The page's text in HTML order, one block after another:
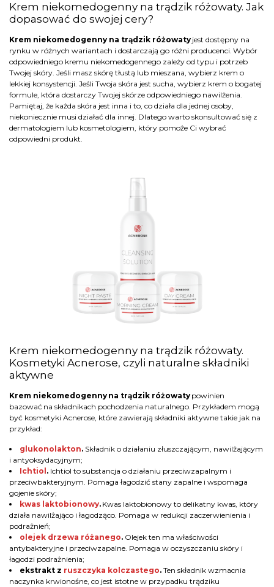
Krem niekomedogenny na trądzik różowaty. Jak
dopasować do swojej cery?
Krem niekomedogenny na trądzik różowaty jest dostępny na
rynku w różnych wariantach i dostarczają go różni producenci. Wybór
odpowiedniego kremu niekomedogennego zależy od typu i potrzeb
Twojej skóry. Jeśli masz skórę tłustą lub mieszana, wybierz krem o
lekkiej konsystencji. Jeśli Twoja skóra jest sucha, wybierz krem o bogatej
formule, która dostarczy Twojej skórze odpowiedniego nawilżenia.
Pamiętaj, że każda skóra jest inna i to, co działa dla jednej osoby,
niekoniecznie musi działać dla innej. Dlatego warto skonsultować się z
dermatologiem lub kosmetologiem, który pomoże Ci wybrać
odpowiedni produkt.
Krem niekomedogenny na trądzik różowaty.
Kosmetyki Acnerose, czyli naturalne składniki
aktywne
Krem niekomedogenny na trądzik różowaty powinien
bazować na składnikach pochodzenia naturalnego. Przykładem mogą
być kosmetyki Acnerose, które zawierają składniki aktywne takie jak na
przykład:
glukonolakton. Składnik o działaniu złuszczającym, nawilżającym
i antyoksydacyjnym;
Ichtiol . Ichtiol to substancja o działaniu przeciwzapalnym i
przeciwbakteryjnym. Pomaga łagodzić stany zapalne i wspomaga
gojenie skóry;
kwas laktobionowy. Kwas laktobionowy to delikatny kwas, który
działa nawilżająco i łagodząco. Pomaga w redukcji zaczerwienienia i
podrażnień;
olejek drzewa różanego. Olejek ten ma właściwości
antybakteryjne i przeciwzapalne. Pomaga w oczyszczaniu skóry i
łagodzi podrażnienia;
ekstrakt z ruszczyka kolczastego. Ten składnik wzmacnia
naczynka krwionośne, co jest istotne w przypadku trądziku